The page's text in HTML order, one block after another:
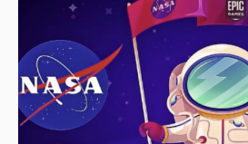
결합하는 지멘스 엑셀러레이터의 발전에 관한
에너지 관리, 혼합 현실 하드웨어를 사용한 몰입
식량 불안 해소 및 식품 생산 혁신에 대한 지멘스